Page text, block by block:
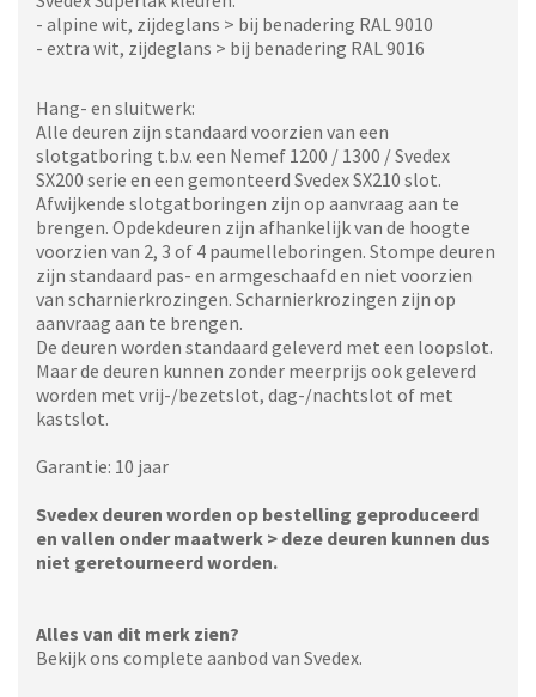
- alpine wit, zijdeglans > bij benadering RAL 9010
- extra wit, zijdeglans > bij benadering RAL 9016
Hang- en sluitwerk:
Alle deuren zijn standaard voorzien van een
slotgatboring t.b.v. een Nemef 1200 / 1300 / Svedex
SX200 serie en een gemonteerd Svedex SX210 slot.
Afwijkende slotgatboringen zijn op aanvraag aan te
brengen. Opdekdeuren zijn afhankelijk van de hoogte
voorzien van 2, 3 of 4 paumelleboringen. Stompe deuren
zijn standaard pas- en armgeschaafd en niet voorzien
van scharnierkrozingen. Scharnierkrozingen zijn op
aanvraag aan te brengen.
De deuren worden standaard geleverd met een loopslot.
Maar de deuren kunnen zonder meerprijs ook geleverd
worden met vrij-/bezetslot, dag-/nachtslot of met
kastslot.
Garantie: 10 jaar
Svedex deuren worden op bestelling geproduceerd
en vallen onder maatwerk > deze deuren kunnen dus
niet geretourneerd worden.
Alles van dit merk zien?
Bekijk ons complete aanbod van Svedex.